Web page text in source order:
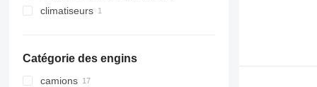
climatiseurs
Catégorie des engins
camions